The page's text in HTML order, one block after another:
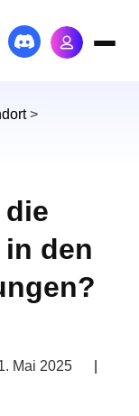
>
den
Mai 2025